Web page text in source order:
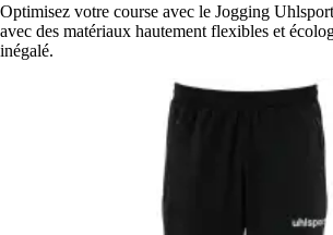
Optimisez votre course avec le Jogging
avec des matériaux hautement flexibles et
inégalé.